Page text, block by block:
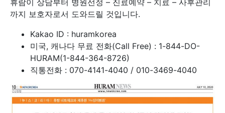
휴람이 상담부터 병원선정 – 진료예약 – 치료 – 사후관리
까지 보호자로서 도와드릴 것입니다.
Kakao ID : huramkorea
미국, 캐나다 무료 전화(Call Free) : 1-844-DO-
HURAM(1-844-364-8726)
직통전화 : 070-4141-4040 / 010-3469-4040